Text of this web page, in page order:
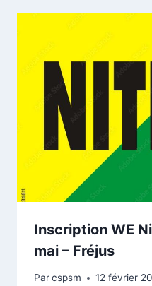
Inscription WE
mai – Fréjus
Parcspsm 12 février